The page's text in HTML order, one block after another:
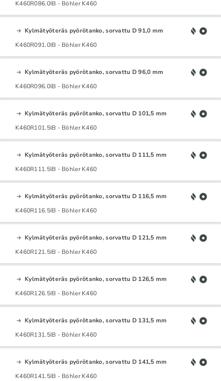
K460R086.0IB - Böhler K460
Kylmätyöteräs pyörötanko, sorvattu D 91,0 mm
K460R091.0IB - Böhler K460
Kylmätyöteräs pyörötanko, sorvattu D 96,0 mm
K460R096.0IB - Böhler K460
Kylmätyöteräs pyörötanko, sorvattu D 101,5 mm
K460R101.5IB - Böhler K460
Kylmätyöteräs pyörötanko, sorvattu D 111,5 mm
K460R111.5IB - Böhler K460
Kylmätyöteräs pyörötanko, sorvattu D 116,5 mm
K460R116.5IB - Böhler K460
Kylmätyöteräs pyörötanko, sorvattu D 121,5 mm
K460R121.5IB - Böhler K460
Kylmätyöteräs pyörötanko, sorvattu D 126,5 mm
K460R126.5IB - Böhler K460
Kylmätyöteräs pyörötanko, sorvattu D 131,5 mm
K460R131.5IB - Böhler K460
Kylmätyöteräs pyörötanko, sorvattu D 141,5 mm
K460R141.5IB - Böhler K460